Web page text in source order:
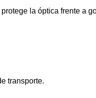
la óptica frente a
transporte.